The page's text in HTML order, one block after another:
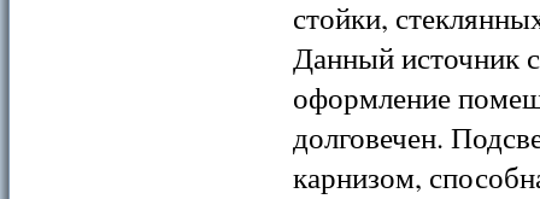
стойки,
Данный источник
оформление
долговечен.
карнизом,